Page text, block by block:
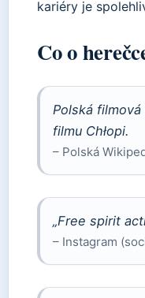
kariéry je
Co o
Polská
filmu Chłopi.
– Polská
„Free spirit
– Instagram